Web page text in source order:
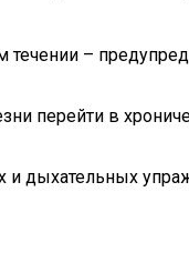
течении –
перейти в
дыхательных